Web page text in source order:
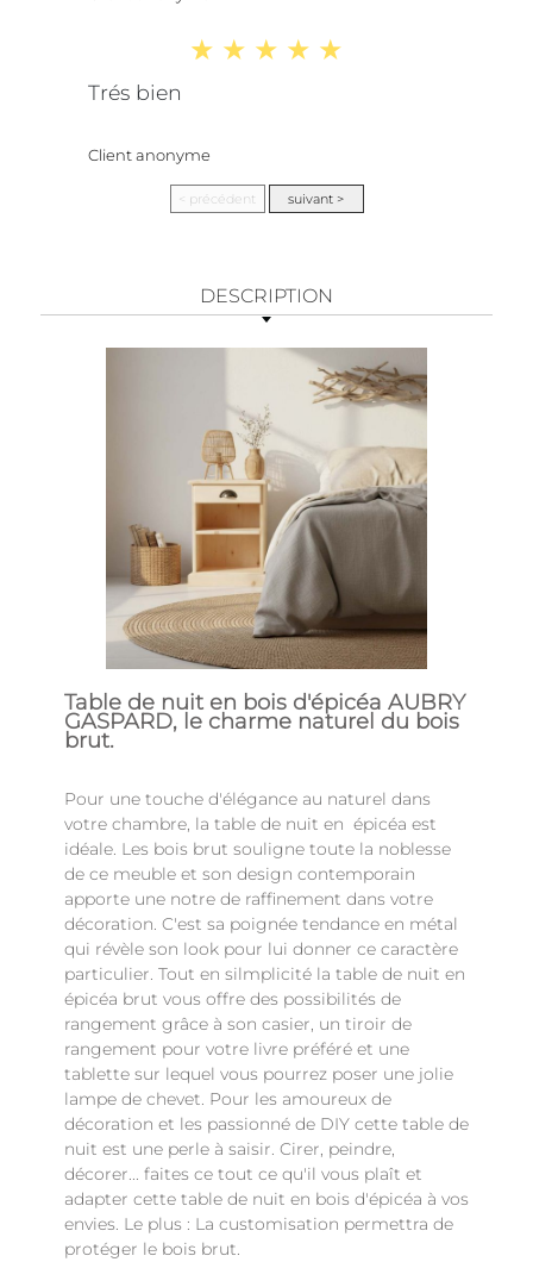
Trés bien
Client anonyme
DESCRIPTION
Table de nuit en bois d'épicéa AUBRY
GASPARD, le charme naturel du bois
brut.
Pour une touche d'élégance au naturel dans
votre chambre, la table de nuit en épicéa est
idéale. Les bois brut souligne toute la noblesse
de ce meuble et son design contemporain
apporte une notre de raffinement dans votre
décoration. C'est sa poignée tendance en métal
qui révèle son look pour lui donner ce caractère
particulier. Tout en silmplicité la table de nuit en
épicéa brut vous offre des possibilités de
rangement grâce à son casier, un tiroir de
rangement pour votre livre préféré et une
tablette sur lequel vous pourrez poser une jolie
lampe de chevet. Pour les amoureux de
décoration et les passionné de DIY cette table de
nuit est une perle à saisir. Cirer, peindre,
décorer... faites ce tout ce qu'il vous plaît et
adapter cette table de nuit en bois d'épicéa à vos
envies. Le plus : La customisation permettra de
protéger le bois brut.